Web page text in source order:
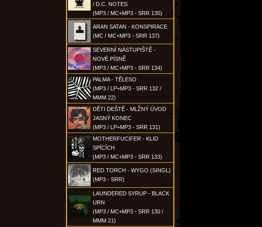
/ D.C. NOTES
(MP3 / MC+MP3 - SRR 135)
ARAN SATAN - KONSPIRACE
(MC / MC+MP3 - SRR 137)
SEVERNÍ NÁSTUPIŠTĚ -
NOVÉ PÍSNĚ
(MP3 / MC+MP3 - SRR 134)
PALMA - TĚLESO
(MP3 / LP+MP3 - SRR 132 /
MMM 22)
DĚTI DEŠTĚ - MLŽNÝ ÚVOD
JASNÝ KONEC
(MP3 / LP+MP3 - SRR 131)
MOTHERFUCIFER - KLID
SPÍCÍCH
(MP3 / MC+MP3 - SRR 133)
RED TORCH - WYGO (SINGL)
(MP3 - SRR)
LAUNDERED SYRUP - BLACK
URN
(MP3 / MC+MP3 - SRR 130 /
MMM 21)